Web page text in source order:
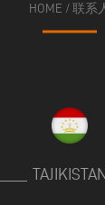
HOME / 联系